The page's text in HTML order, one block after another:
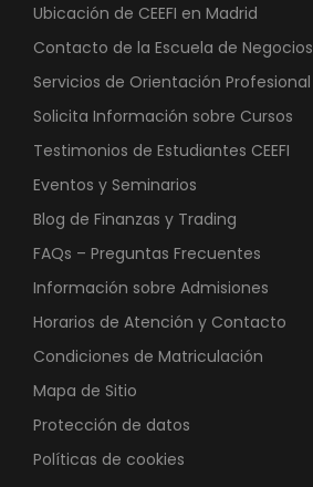
Ubicación de CEEFI en Madrid
Contacto de la Escuela de Negocios
Servicios de Orientación Profesional
Solicita Información sobre Cursos
Testimonios de Estudiantes CEEFI
Eventos y Seminarios
Blog de Finanzas y Trading
FAQs – Preguntas Frecuentes
Información sobre Admisiones
Horarios de Atención y Contacto
Condiciones de Matriculación
Mapa de Sitio
Protección de datos
Políticas de cookies